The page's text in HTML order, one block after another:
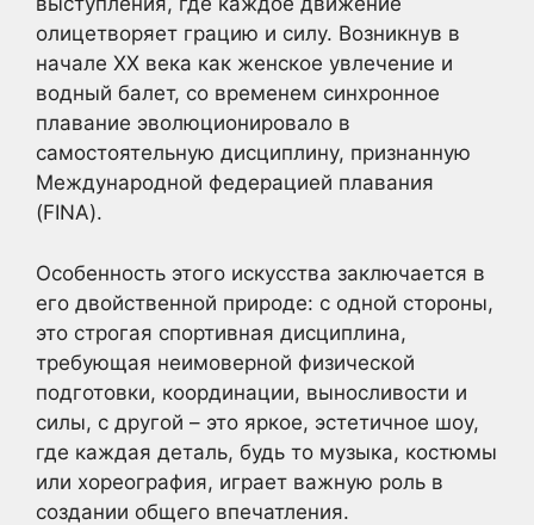
олицетворяет грацию и силу. Возникнув в
начале XX века как женское увлечение и
водный балет, со временем синхронное
плавание эволюционировало в
самостоятельную дисциплину, признанную
Международной федерацией плавания
(FINA).
Особенность этого искусства заключается в
его двойственной природе: с одной стороны,
это строгая спортивная дисциплина,
требующая неимоверной физической
подготовки, координации, выносливости и
силы, с другой – это яркое, эстетичное шоу,
где каждая деталь, будь то музыка, костюмы
или хореография, играет важную роль в
создании общего впечатления.